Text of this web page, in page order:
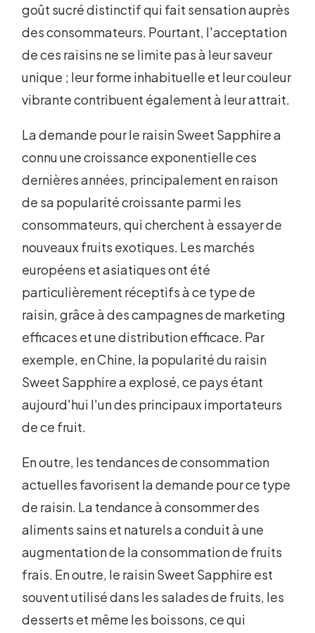
goût sucré distinctif qui fait sensation auprès
des consommateurs. Pourtant, l'acceptation
de ces raisins ne se limite pas à leur saveur
unique ; leur forme inhabituelle et leur couleur
vibrante contribuent également à leur attrait.
La demande pour le raisin Sweet Sapphire a
connu une croissance exponentielle ces
dernières années, principalement en raison
de sa popularité croissante parmi les
consommateurs, qui cherchent à essayer de
nouveaux fruits exotiques. Les marchés
européens et asiatiques ont été
particulièrement réceptifs à ce type de
raisin, grâce à des campagnes de marketing
efficaces et une distribution efficace. Par
exemple, en Chine, la popularité du raisin
Sweet Sapphire a explosé, ce pays étant
aujourd'hui l'un des principaux importateurs
de ce fruit.
En outre, les tendances de consommation
actuelles favorisent la demande pour ce type
de raisin. La tendance à consommer des
aliments sains et naturels a conduit à une
augmentation de la consommation de fruits
frais. En outre, le raisin Sweet Sapphire est
souvent utilisé dans les salades de fruits, les
desserts et même les boissons, ce qui